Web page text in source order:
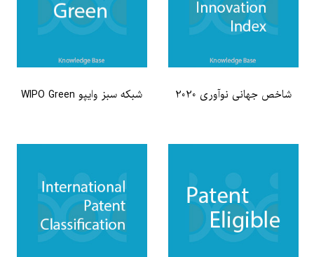
شاخص جهانی نوآوری 2020 شبکه سبز وایپو WIPO Green